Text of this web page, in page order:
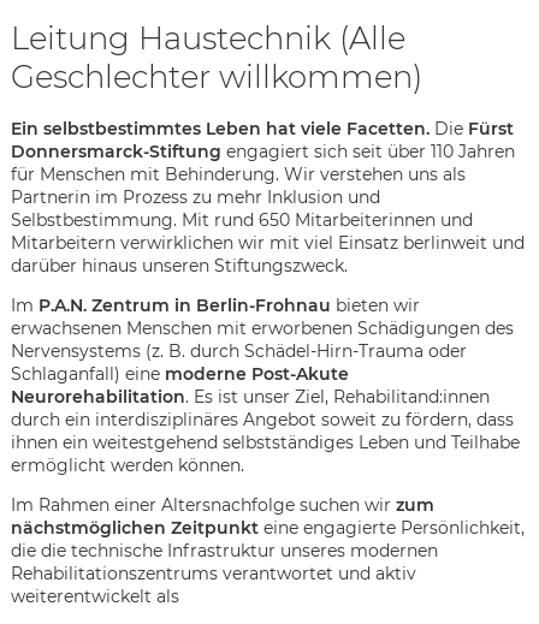
Leitung Haustechnik (Alle
Geschlechter willkommen)
Ein selbstbestimmtes Leben hat viele Facetten.Die Fürst
Donnersmarck-Stiftung engagiert sich seit über 110 Jahren
für Menschen mit Behinderung. Wir verstehen uns als
Partnerin im Prozess zu mehr Inklusion und
Selbstbestimmung. Mit rund 650 Mitarbeiterinnen und
Mitarbeitern verwirklichen wir mit viel Einsatz berlinweit und
darüber hinaus unseren Stiftungszweck.
Im P.A.N. Zentrum in Berlin-Frohnau bieten wir
erwachsenen Menschen mit erworbenen Schädigungen des
Nervensystems (z. B. durch Schädel-Hirn-Trauma oder
Schlaganfall) eine moderne Post-Akute
Neurorehabilitation. Es ist unser Ziel, Rehabilitand:innen
durch ein interdisziplinäres Angebot soweit zu fördern, dass
ihnen ein weitestgehend selbstständiges Leben und Teilhabe
ermöglicht werden können.
Im Rahmen einer Altersnachfolge suchen wir zum
nächstmöglichen Zeitpunkteine engagierte Persönlichkeit,
die die technische Infrastruktur unseres modernen
Rehabilitationszentrums verantwortet und aktiv
weiterentwickelt als
Karte anzeigen